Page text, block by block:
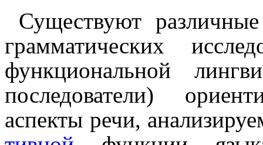
Существуют
грамматических
функциональной
последователи)
аспекты речи,